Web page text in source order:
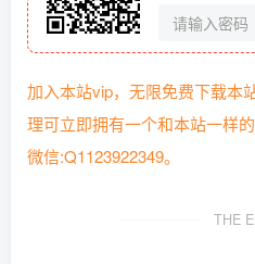
加入本站vip，无限免费下载本
理可立即拥有一个和本站一样
微信:Q1123922349。
THE